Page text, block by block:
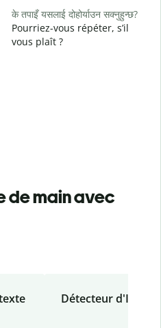
के तपाइँ यसलाई दोहोर्याउन सक्नुहुन्छ?
Pourriez-vous répéter, s’il
vous plaît ?
de main avec
Détecteur d'IA